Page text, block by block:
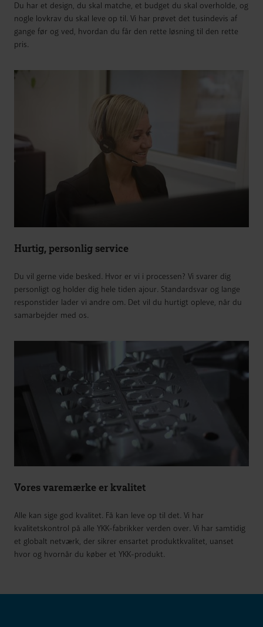
Du har et design, du skal matche, et budget du skal overholde, og
nogle lovkrav du skal leve op til. Vi har prøvet det tusindevis af
gange før og ved, hvordan du får den rette løsning til den rette
pris.
Hurtig, personlig service
Du vil gerne vide besked. Hvor er vi i processen? Vi svarer dig
personligt og holder dig hele tiden ajour. Standardsvar og lange
responstider lader vi andre om. Det vil du hurtigt opleve, når du
samarbejder med os.
Vores varemærke er kvalitet
Alle kan sige god kvalitet. Få kan leve op til det. Vi har
kvalitetskontrol på alle YKK-fabrikker verden over. Vi har samtidig
et globalt netværk, der sikrer ensartet produktkvalitet, uanset
hvor og hvornår du køber et YKK-produkt.